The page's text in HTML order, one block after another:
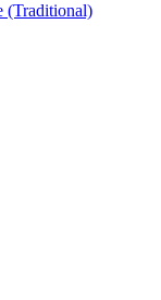
(Traditional)